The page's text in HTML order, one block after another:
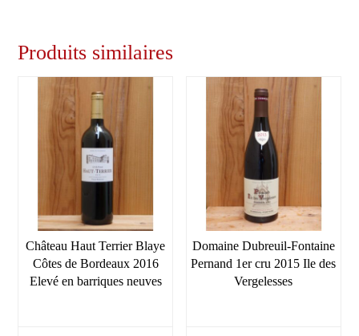
Produits similaires
Château Haut Terrier Blaye
Côtes de Bordeaux 2016
Elevé en barriques neuves
Domaine Dubreuil-Fontaine
Pernand 1er cru 2015 Ile des
Vergelesses